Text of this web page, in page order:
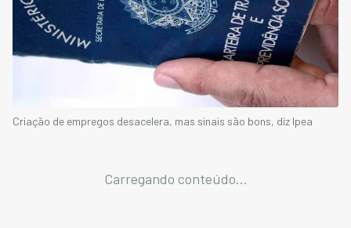
Criação de empregos desacelera, mas sinais são bons, diz Ipea
Carregando conteúdo...